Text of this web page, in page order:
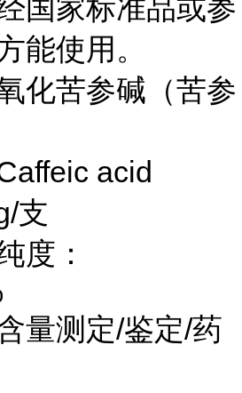
国家标准品或参
能使用。
化苦参碱（苦参
acid
支
度：
量测定/鉴定/药